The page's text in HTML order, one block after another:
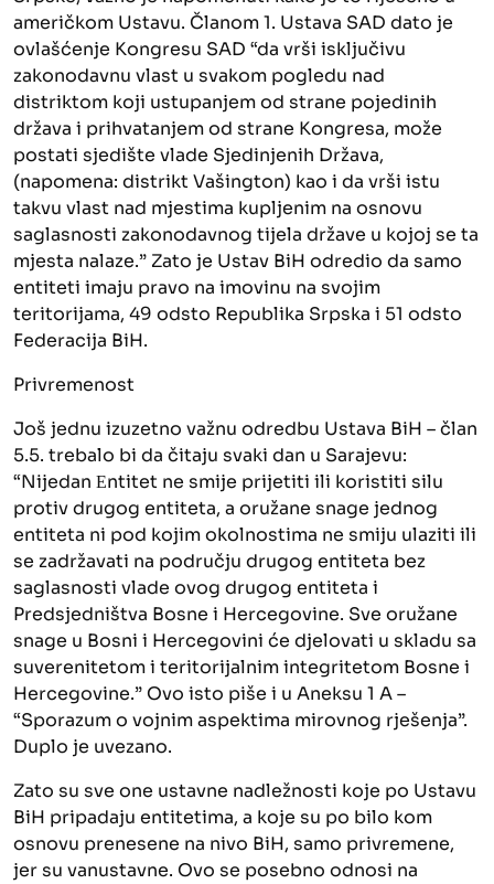
američkom Ustavu. Članom 1. Ustava SAD dato je
ovlašćenje Kongresu SAD “da vrši isključivu
zakonodavnu vlast u svakom pogledu nad
distriktom koji ustupanjem od strane pojedinih
država i prihvatanjem od strane Kongresa, može
postati sjedište vlade Sjedinjenih Država,
(napomena: distrikt Vašington) kao i da vrši istu
takvu vlast nad mjestima kupljenim na osnovu
saglasnosti zakonodavnog tijela države u kojoj se ta
mjesta nalaze.” Zato je Ustav BiH odredio da samo
entiteti imaju pravo na imovinu na svojim
teritorijama, 49 odsto Republika Srpska i 51 odsto
Federacija BiH.
Privremenost
Još jednu izuzetno važnu odredbu Ustava BiH – član
5.5. trebalo bi da čitaju svaki dan u Sarajevu:
“Nijedan Еntitet ne smije prijetiti ili koristiti silu
protiv drugog entiteta, a oružane snage jednog
entiteta ni pod kojim okolnostima ne smiju ulaziti ili
se zadržavati na području drugog entiteta bez
saglasnosti vlade ovog drugog entiteta i
Predsjedništva Bosne i Hercegovine. Sve oružane
snage u Bosni i Hercegovini će djelovati u skladu sa
suverenitetom i teritorijalnim integritetom Bosne i
Hercegovine.” Ovo isto piše i u Aneksu 1 A –
“Sporazum o vojnim aspektima mirovnog rješenja”.
Duplo je uvezano.
Zato su sve one ustavne nadležnosti koje po Ustavu
BiH pripadaju entitetima, a koje su po bilo kom
osnovu prenesene na nivo BiH, samo privremene,
jer su vanustavne. Ovo se posebno odnosi na